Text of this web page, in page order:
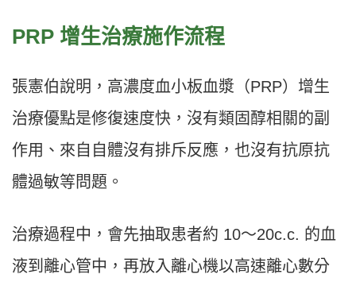
PRP 增生治療施作流程
張憲伯說明，高濃度血小板血漿（PRP）增生
治療優點是修復速度快，沒有類固醇相關的副
作用、來自自體沒有排斥反應，也沒有抗原抗
體過敏等問題。
治療過程中，會先抽取患者約 10〜20c.c. 的血
液到離心管中，再放入離心機以高速離心數分